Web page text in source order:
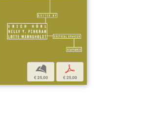
b
€ 25,00
p
€ 25,00